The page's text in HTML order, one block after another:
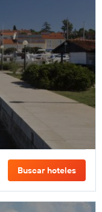
Buscar hoteles